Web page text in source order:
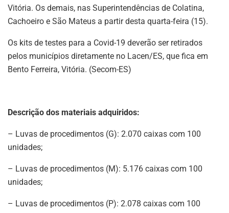
Vitória. Os demais, nas Superintendências de Colatina,
Cachoeiro e São Mateus a partir desta quarta-feira (15).
Os kits de testes para a Covid-19 deverão ser retirados
pelos municípios diretamente no Lacen/ES, que fica em
Bento Ferreira, Vitória. (Secom-ES)
Descrição dos materiais adquiridos:
– Luvas de procedimentos (G): 2.070 caixas com 100
unidades;
– Luvas de procedimentos (M): 5.176 caixas com 100
unidades;
– Luvas de procedimentos (P): 2.078 caixas com 100